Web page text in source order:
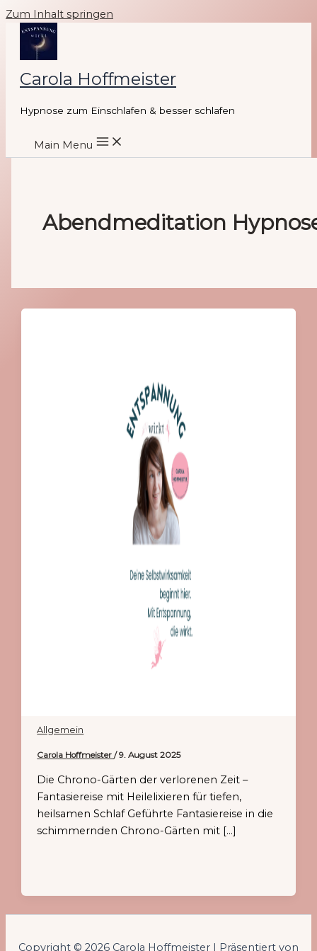
Zum Inhalt springen
Carola Hoffmeister
Hypnose zum Einschlafen & besser schlafen
Main Menu
Abendmeditation
Allgemein
Carola Hoffmeister/9. August 2025
Die Chrono-Gärten der verlorenen Zeit –
Fantasiereise mit Heilelixieren für tiefen,
heilsamen Schlaf Geführte Fantasiereise in die
schimmernden Chrono-Gärten mit […]
Copyright © 2026 Carola Hoffmeister | Präsentiert von